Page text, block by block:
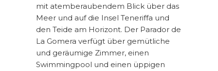
mit atemberaubendem Blick über das
Meer und auf die Insel Teneriffa und
den Teide am Horizont. Der Parador de
La Gomera verfügt über gemütliche
und geräumige Zimmer, einen
Swimmingpool und einen üppigen